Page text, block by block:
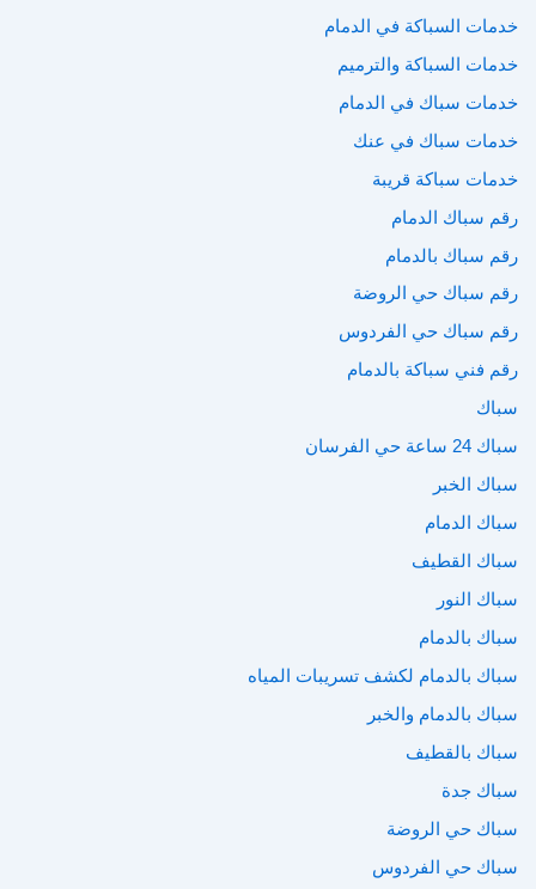
خدمات السباكة في الدمام
خدمات السباكة والترميم
خدمات سباك في الدمام
خدمات سباك في عنك
خدمات سباكة قريبة
رقم سباك الدمام
رقم سباك بالدمام
رقم سباك حي الروضة
رقم سباك حي الفردوس
رقم فني سباكة بالدمام
سباك
سباك 24 ساعة حي الفرسان
سباك الخبر
سباك الدمام
سباك القطيف
سباك النور
سباك بالدمام
سباك بالدمام لكشف تسريبات المياه
سباك بالدمام والخبر
سباك بالقطيف
سباك جدة
سباك حي الروضة
سباك حي الفردوس